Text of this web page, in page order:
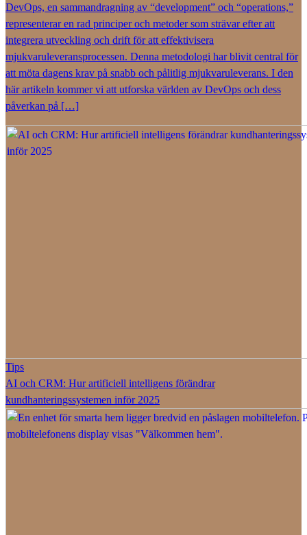
DevOps, en sammandragning av “development” och “operations,”
representerar en rad principer och metoder som strävar efter att
integrera utveckling och drift för att effektivisera
mjukvaruleveransprocessen. Denna metodologi har blivit central för
att möta dagens krav på snabb och pålitlig mjukvaruleverans. I den
här artikeln kommer vi att utforska världen av DevOps och dess
påverkan på […]
Tips
AI och CRM: Hur artificiell intelligens förändrar
kundhanteringssystemen inför 2025